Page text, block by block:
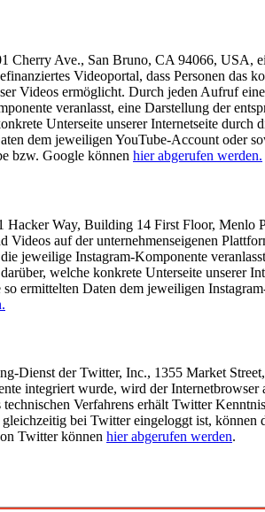
Cherry Ave., San Bruno, CA 94066, USA,
Videoportal, dass Personen das
Videos ermöglicht. Durch jeden Aufruf
veranlasst, eine Darstellung der
Unterseite unserer Internetseite durch
dem jeweiligen YouTube-Account oder
bzw. Google können hier abgerufen werden.
Hacker Way, Building 14 First Floor, Menlo
auf der unternehmenseigenen
jeweilige Instagram-Komponente
welche konkrete Unterseite unserer
ermittelten Daten dem jeweiligen
Dienst der Twitter, Inc., 1355 Market
integriert wurde, wird der Internetbrowser
Verfahrens erhält Twitter
bei Twitter eingeloggt ist, können
Twitter können hier abgerufen werden.